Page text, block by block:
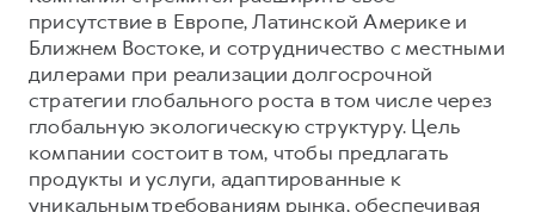
присутствие в Европе, Латинской Америке и
Ближнем Востоке, и сотрудничество с местными
дилерами при реализации долгосрочной
стратегии глобального роста в том числе через
глобальную экологическую структуру. Цель
компании состоит в том, чтобы предлагать
продукты и услуги, адаптированные к
уникальным требованиям рынка, обеспечивая